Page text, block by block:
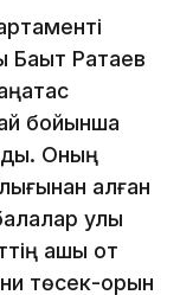
Бақыт Ратаев
бойынша
Оның
алған
улы
ашық от
төсек-орын